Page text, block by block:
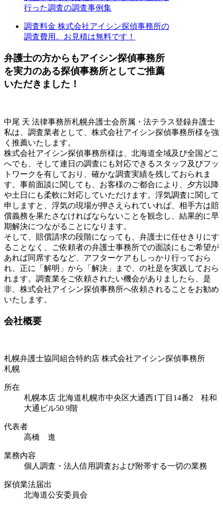
行った調査の調査事例集
調査料金 株式会社アイシン探偵事務所の
調査費用。お見積は無料です！
弁護士の方からもアイシン探偵事務所
を実力のある探偵事務所としてご推薦
いただきました！
中尾 天 法律事務所札幌弁護士会所属・法テラス登録弁護士
私は、調査業者として、株式会社アイシン探偵事務所様を強
く推薦いたします。
株式会社アイシン探偵事務所様は、北海道全域及び全国どこ
へでも、そして連日の調査にも対応できるスタッフ及びフッ
トワークを有しており、確かな調査実績を残しておられま
す。事前面談に関しても、お客様のご都合により、夕方以降
や土日にも柔軟に対応していただけます。浮気調査に関して
申しますと、浮気の現場が押さえられていれば、相手方は賠
償義務を果たさなければならないことを観念し、結果的に早
期解決につながることになります。
そして、賠償請求の段階になっても、弁護士に任せきりにす
ることなく、ご依頼者の弁護士事務所での面談にもご希望が
あれば同席するなど、アフターケアもしっかり行っておら
れ、正に「解明」から「解決」まで、の社是を実践しておら
れます。調査業をご依頼されたい機会がありましたら、是
非、株式会社アイシン探偵事務所へ依頼されることをお勧め
いたします。
会社概要
札幌弁護士協同組合特約店 株式会社アイシン探偵事務所
札幌
所在
札幌本店 北海道札幌市中央区大通西1丁目14番2 桂和
大通ビル50 9階
代表者
高橋 進
業務内容
個人調査・法人信用調査および附帯する一切の業務
探偵業法届出
北海道公安委員会